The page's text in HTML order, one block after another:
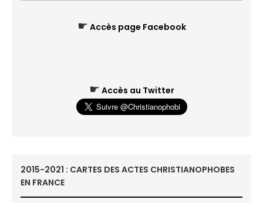
☛ Accès page Facebook
☛ Accès au Twitter
2015-2021 : CARTES DES ACTES CHRISTIANOPHOBES
EN FRANCE